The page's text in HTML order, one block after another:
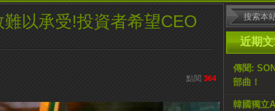
近期
傳聞:
部曲！
韓國獨立
難以承受!投資者希望CEO
點閱 364